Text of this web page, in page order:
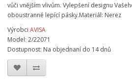
vůči vnějším vlivům. Vylepšení designu
oboustranné lepící pásky.Materiál: Nerez
Výrobci AVISA
Model: 2/22071
Dostupnost: Na objednaní do 14 dnů